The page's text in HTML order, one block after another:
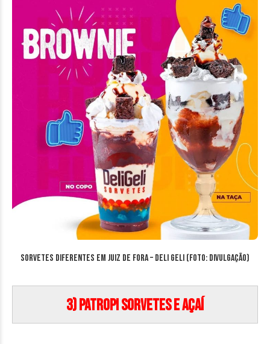
Sorvetes diferentes em Juiz de Fora – Deli Geli (Foto: Divulgação)
3) Patropi Sorvetes e Açaí